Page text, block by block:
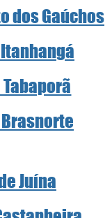
dos Gaúchos
Juína